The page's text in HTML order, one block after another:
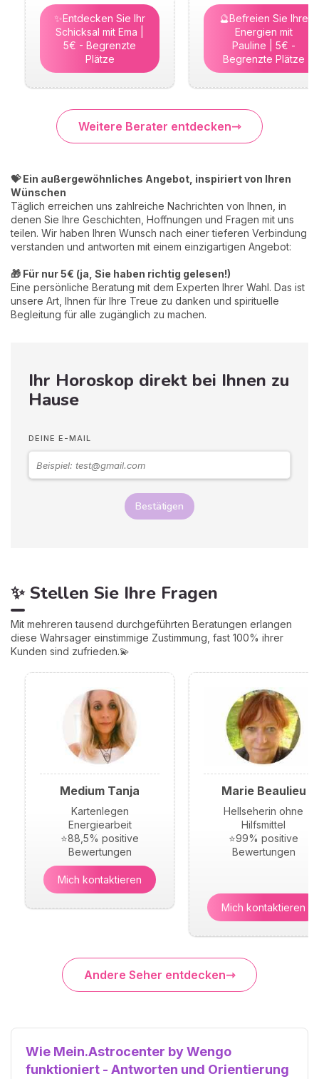
✨Entdecken Sie Ihr
Schicksal mit Ema |
5€ - Begrenzte
Plätze
🔮Befreien Sie Ihre
Energien mit
Pauline | 5€ -
Begrenzte Plätze
Weitere Berater entdecken
💝 Ein außergewöhnliches Angebot, inspiriert von Ihren
Wünschen
Täglich erreichen uns zahlreiche Nachrichten von Ihnen, in
denen Sie Ihre Geschichten, Hoffnungen und Fragen mit uns
teilen. Wir haben Ihren Wunsch nach einer tieferen Verbindung
verstanden und antworten mit einem einzigartigen Angebot:
🎁 Für nur 5€ (ja, Sie haben richtig gelesen!)
Eine persönliche Beratung mit dem Experten Ihrer Wahl. Das ist
unsere Art, Ihnen für Ihre Treue zu danken und spirituelle
Begleitung für alle zugänglich zu machen.
Ihr Horoskop direkt bei Ihnen zu
Hause
DEINE E-MAIL
Bestätigen
✨ Stellen Sie Ihre Fragen
Mit mehreren tausend durchgeführten Beratungen erlangen
diese Wahrsager einstimmige Zustimmung, fast 100% ihrer
Kunden sind zufrieden.💫
Medium Tanja
Kartenlegen
Energiearbeit
⭐88,5% positive
Bewertungen
Mich kontaktieren
Marie Beaulieu
Hellseherin ohne
Hilfsmittel
⭐99% positive
Bewertungen
Mich kontaktieren
Andere Seher entdecken
Wie Mein.Astrocenter by Wengo
funktioniert - Antworten und Orientierung